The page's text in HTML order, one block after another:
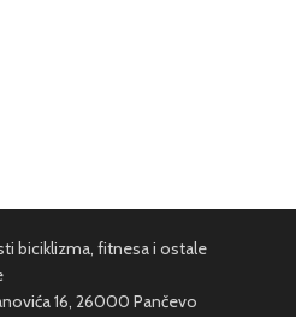
biciklizma, fitnesa i ostale
16, 26000 Pančevo